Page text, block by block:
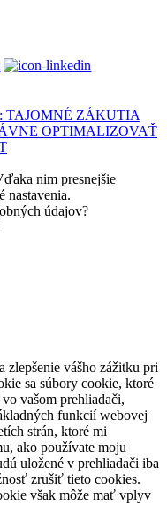
TAJOMNÉ ZÁKUTIA
OPTIMALIZOVAŤ
nim presnejšie
nastavenia.
údajov?
zlepšenie vášho zážitku pri
sa súbory cookie, ktoré
vašom prehliadači,
funkcií webovej
strán, ktoré mi
ako používate moju
uložené v prehliadači iba
zrušiť tieto cookies.
však môže mať vplyv